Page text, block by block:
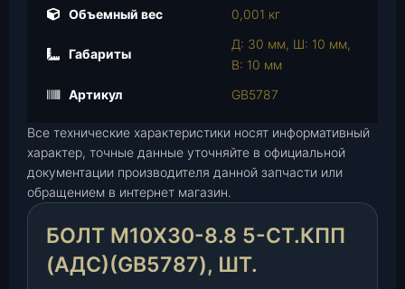
а
о
т
1
0
х
3
8
Объемный вес 0,001 кг
Габариты
Д: 30 мм, Ш: 10 мм,
В: 10 мм
Артикул
GB5787
Все технические характеристики носят информативный
характер, точные данные уточняйте в официальной
документации производителя данной запчасти или
обращением в интернет магазин.
БОЛТ М10Х30-8.8 5-СТ.КПП
(АДС)(GB5787), ШТ.